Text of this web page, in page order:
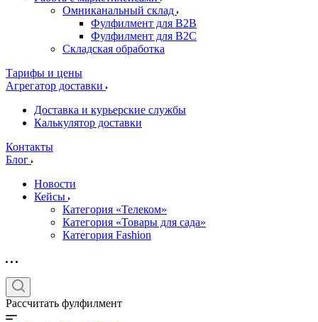
Омниканальный склад
Фулфилмент для B2B
Фулфилмент для B2C
Складская обработка
Тарифы и цены
Агрегатор доставки
Доставка и курьерские службы
Калькулятор доставки
Контакты
Блог
Новости
Кейсы
Категория «Телеком»
Категория «Товары для сада»
Категория Fashion
Рассчитать фулфилмент